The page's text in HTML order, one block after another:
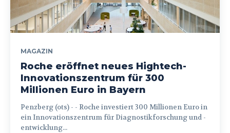
MAGAZIN
Roche eröffnet neues Hightech-
Innovationszentrum für 300
Millionen Euro in Bayern
Penzberg (ots) - - Roche investiert 300 Millionen Euro in
ein Innovationszentrum für Diagnostikforschung und -
entwicklung...